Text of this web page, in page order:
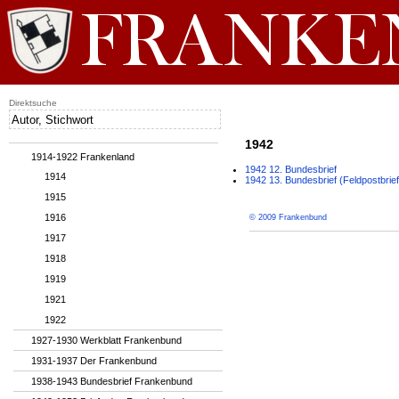
1942
1942 12. Bundesbrief
1942 13. Bundesbrief
© 2009 Frankenbund
1914-1922 Frankenland
1914
1915
1916
1917
1918
1919
1921
1922
1927-1930 Werkblatt Frankenbund
1931-1937 Der Frankenbund
1938-1943 Bundesbrief Frankenbund
Direktsuche